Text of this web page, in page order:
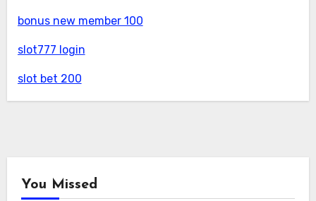
bonus new member 100
slot777 login
slot bet 200
You Missed